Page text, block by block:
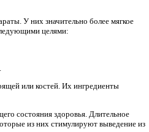
У них значительно более мягкое
целями:
или костей. Их ингредиенты
состояния здоровья. Длительное
из них стимулируют выведение из